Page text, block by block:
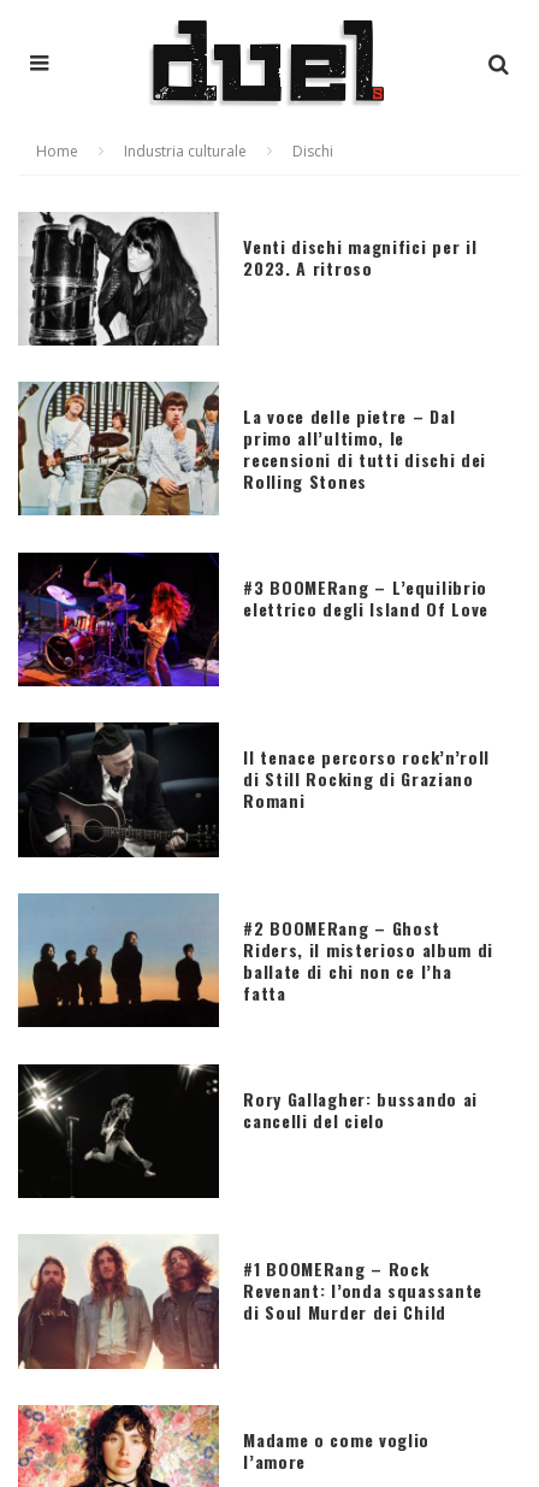
Home Industria culturale Dischi
Venti dischi magnifici per il
2023. A ritroso
La voce delle pietre – Dal
primo all’ultimo, le
recensioni di tutti dischi dei
Rolling Stones
#3 BOOMERang – L’equilibrio
elettrico degli Island Of Love
Il tenace percorso rock’n’roll
di Still Rocking di Graziano
Romani
#2 BOOMERang – Ghost
Riders, il misterioso album di
ballate di chi non ce l’ha
fatta
Rory Gallagher: bussando ai
cancelli del cielo
#1 BOOMERang – Rock
Revenant: l’onda squassante
di Soul Murder dei Child
Madame o come voglio
l’amore